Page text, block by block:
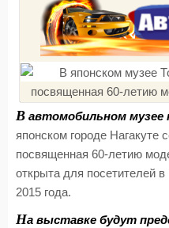
В автомобильном музее
японском городе Нагакуте
посвященная 60-летию
открыта для посетителей
2015 года.
На выставке будут